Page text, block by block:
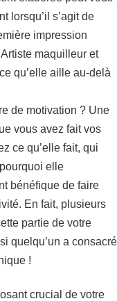
lorsqu’il s’agit de
impression
maquilleur et
qu’elle aille au-delà
de motivation ? Une
vous avez fait vos
ce qu’elle fait, qui
elle
bénéfique de faire
En fait, plusieurs
partie de votre
quelqu’un a consacré
!
crucial de votre